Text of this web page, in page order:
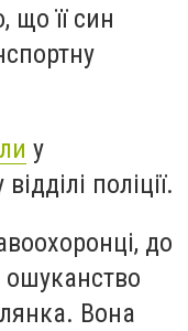
що її син
у
поліції.
до
ошуканство
Вона